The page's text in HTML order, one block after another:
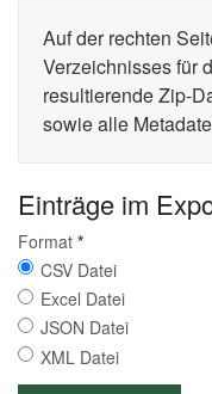
Auf der rechten
Verzeichnisses für
resultierende Zip-
sowie alle
Einträge im
Format *
CSV Datei
Excel Datei
JSON Datei
XML Datei